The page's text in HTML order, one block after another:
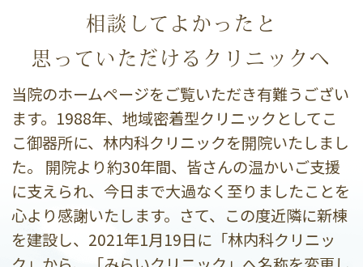
相談してよかったと
思っていただけるクリニックへ
当院のホームページをご覧いただき有難うござい
ます。1988年、地域密着型クリニックとしてこ
こ御器所に、林内科クリニックを開院いたしまし
た。 開院より約30年間、皆さんの温かいご支援
に支えられ、今日まで大過なく至りましたことを
心より感謝いたします。さて、この度近隣に新棟
を建設し、2021年1月19日に「林内科クリニッ